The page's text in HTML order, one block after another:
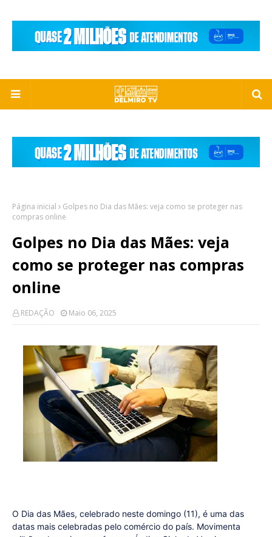
Página inicial
Golpes no Dia das Mães: veja como se proteger nas
compras online
Golpes no Dia das Mães: veja
como se proteger nas compras
online
REDAÇÃO Maio 06, 2025
O Dia das Mães, celebrado neste domingo (11), é uma das
datas mais celebradas pelo comércio do país. Movimenta